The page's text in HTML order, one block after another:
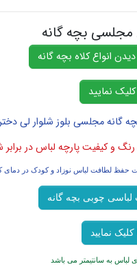
مجلسی بچه گانه
انواع کلاه بچه گانه
نمایید
مجلسی بلوز شلوار لی دخترانه پسرانه دورس
و کیفیت پارچه لباس در
لطافت لباس نوزاد و کودک در دمای کمتر از 30 درجه سانتیگراد
چوبی بچه گانه
نمایید
لباس به سانتیمتر می باشد